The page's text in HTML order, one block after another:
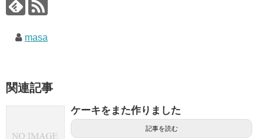
masa
関連記事
ケーキをまた作りました
記事を読む